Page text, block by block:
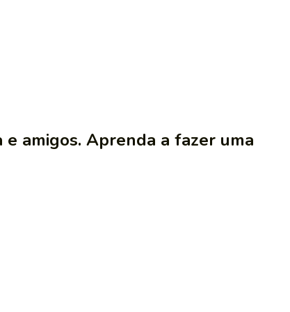
amigos. Aprenda a fazer uma